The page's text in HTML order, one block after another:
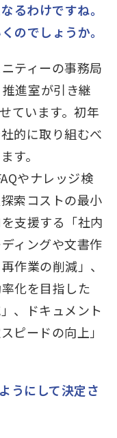
るわけですね。
のでしょうか。
ティーの事務局
進室が引き継
ています。初年
的に取り組むべ
す。
やナレッジ検
索コストの最小
支援する「社内
ィングや文書作
作業の削減」、
化を目指した
、ドキュメント
ピードの向上」
うにして決定さ